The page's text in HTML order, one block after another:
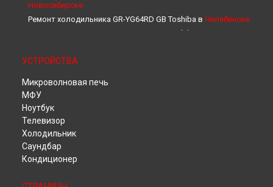
Новосибирске
Ремонт холодильника GR-YG64RD GB Toshiba в Челябинске
Ремонт холодильника GR-YG64RD GB Toshiba в
Ремонт холодильника GR-YG64RD GB Toshiba в
Ремонт холодильника GR-YG64RD GB Toshiba в
Ремонт холодильника GR-YG64RD GB Toshiba в
Ремонт холодильника GR-YG64RD GB Toshiba в
Ремонт холодильника GR-YG64RD GB Toshiba в
Ремонт холодильника GR-YG64RD GB Toshiba в
Ремонт холодильника GR-YG64RD GB Toshiba в
Ремонт холодильника GR-YG64RD GB Toshiba в
УСТРОЙСТВА
Микроволновая печь
МФУ
Ноутбук
Телевизор
Холодильник
Саундбар
Кондиционер